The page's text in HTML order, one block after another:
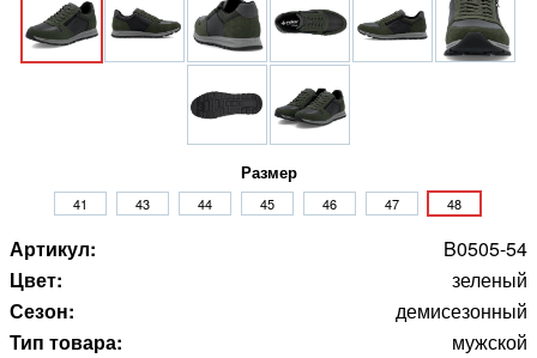
Размер
41 43 44 45 46 47 48
Артикул:
B0505-54
Цвет:
зеленый
Сезон:
демисезонный
Тип товара:
мужской